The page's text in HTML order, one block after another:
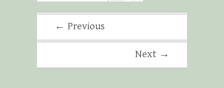
← Previous
Next →